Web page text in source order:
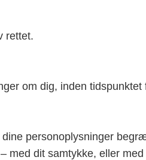
rettet.
om dig, inden
personoplysninger
med dit samtykke, eller